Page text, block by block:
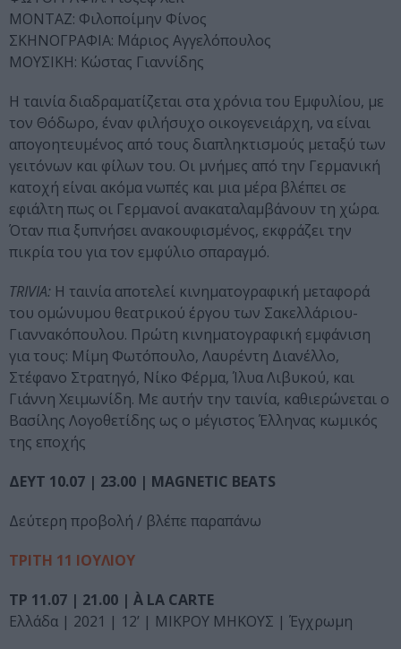
ΜΟΝΤΑΖ: Φιλοποίμην Φίνος
ΣΚΗΝΟΓΡΑΦΙΑ: Μάριος Αγγελόπουλος
ΜΟΥΣΙΚΗ: Κώστας Γιαννίδης
Η ταινία διαδραματίζεται στα χρόνια του Εμφυλίου, με
τον Θόδωρο, έναν φιλήσυχο οικογενειάρχη, να είναι
απογοητευμένος από τους διαπληκτισμούς μεταξύ των
γειτόνων και φίλων του. Οι μνήμες από την Γερμανική
κατοχή είναι ακόμα νωπές και μια μέρα βλέπει σε
εφιάλτη πως οι Γερμανοί ανακαταλαμβάνουν τη χώρα.
Όταν πια ξυπνήσει ανακουφισμένος, εκφράζει την
πικρία του για τον εμφύλιο σπαραγμό.
TRIVIA: Η ταινία αποτελεί κινηματογραφική μεταφορά
του ομώνυμου θεατρικού έργου των Σακελλάριου-
Γιαννακόπουλου. Πρώτη κινηματογραφική εμφάνιση
για τους: Μίμη Φωτόπουλο, Λαυρέντη Διανέλλο,
Στέφανο Στρατηγό, Νίκο Φέρμα, Ίλυα Λιβυκού, και
Γιάννη Χειμωνίδη. Με αυτήν την ταινία, καθιερώνεται ο
Βασίλης Λογοθετίδης ως ο μέγιστος Έλληνας κωμικός
της εποχής
ΔΕΥΤ 10.07 | 23.00 | MAGNETIC BEATS
Δεύτερη προβολή / βλέπε παραπάνω
ΤΡΙΤΗ 11 ΙΟΥΛΙΟΥ
ΤΡ 11.07 | 21.00 | À LA CARTE
Ελλάδα | 2021 | 12’ | ΜΙΚΡΟΥ ΜΗΚΟΥΣ | Έγχρωμη